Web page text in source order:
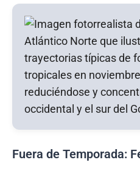
Fuera de Temporada: